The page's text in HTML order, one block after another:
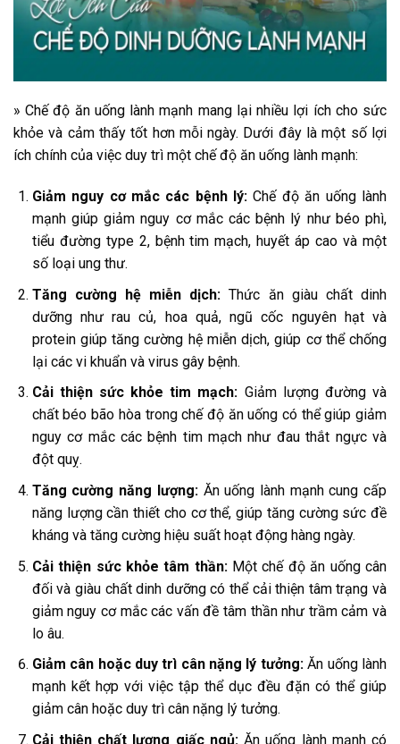
» Chế độ ăn uống lành mạnh mang lại nhiều lợi ích cho sức
khỏe và cảm thấy tốt hơn mỗi ngày. Dưới đây là một số lợi
ích chính của việc duy trì một chế độ ăn uống lành mạnh:
Giảm nguy cơ mắc các bệnh lý: Chế độ ăn uống lành
mạnh giúp giảm nguy cơ mắc các bệnh lý như béo phì,
tiểu đường type 2, bệnh tim mạch, huyết áp cao và một
số loại ung thư.
Tăng cường hệ miễn dịch: Thức ăn giàu chất dinh
dưỡng như rau củ, hoa quả, ngũ cốc nguyên hạt và
protein giúp tăng cường hệ miễn dịch, giúp cơ thể chống
lại các vi khuẩn và virus gây bệnh.
Cải thiện sức khỏe tim mạch: Giảm lượng đường và
chất béo bão hòa trong chế độ ăn uống có thể giúp giảm
nguy cơ mắc các bệnh tim mạch như đau thắt ngực và
đột quỵ.
Tăng cường năng lượng:Ăn uống lành mạnh cung cấp
năng lượng cần thiết cho cơ thể, giúp tăng cường sức đề
kháng và tăng cường hiệu suất hoạt động hàng ngày.
Cải thiện sức khỏe tâm thần:Một chế độ ăn uống cân
đối và giàu chất dinh dưỡng có thể cải thiện tâm trạng và
giảm nguy cơ mắc các vấn đề tâm thần như trầm cảm và
lo âu.
Giảm cân hoặc duy trì cân nặng lý tưởng:Ăn uống lành
mạnh kết hợp với việc tập thể dục đều đặn có thể giúp
giảm cân hoặc duy trì cân nặng lý tưởng.
Cải thiện chất lượng giấc ngủ:Ăn uống lành mạnh có